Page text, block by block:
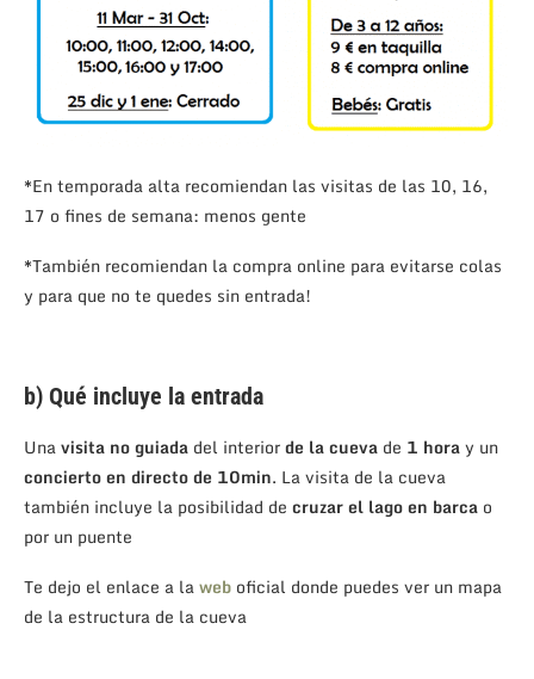
*En temporada alta recomiendan las visitas de las 10, 16,
17 o fines de semana: menos gente
*También recomiendan la compra online para evitarse colas
y para que no te quedes sin entrada!
b) Qué incluye la entrada
Unavisita no guiada del interiorde la cueva de 1 horay un
concierto en directo de 10min. La visita de la cueva
también incluye la posibilidad de cruzar el lago en barca o
por un puente
Te dejo el enlace a laweb oficial donde puedes ver un mapa
de la estructura de la cueva